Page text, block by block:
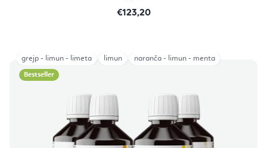
€123,20
Bestseller
grejp - limun - limeta limun naranča - limun - menta